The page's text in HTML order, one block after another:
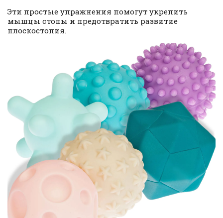
Эти простые упражнения помогут укрепить
мышцы стопы и предотвратить развитие
плоскостопия.